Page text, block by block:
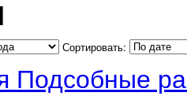
Сортировать:
Подсобные